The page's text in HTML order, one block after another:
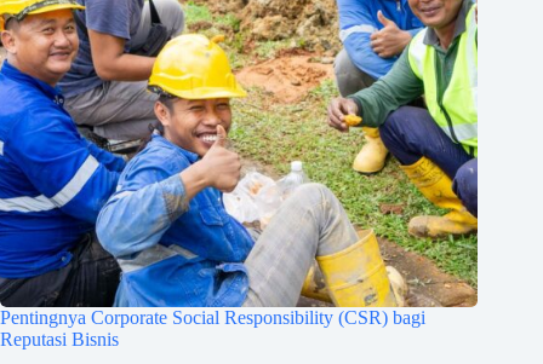
Pentingnya Corporate Social Responsibility (CSR) bagi
Reputasi Bisnis